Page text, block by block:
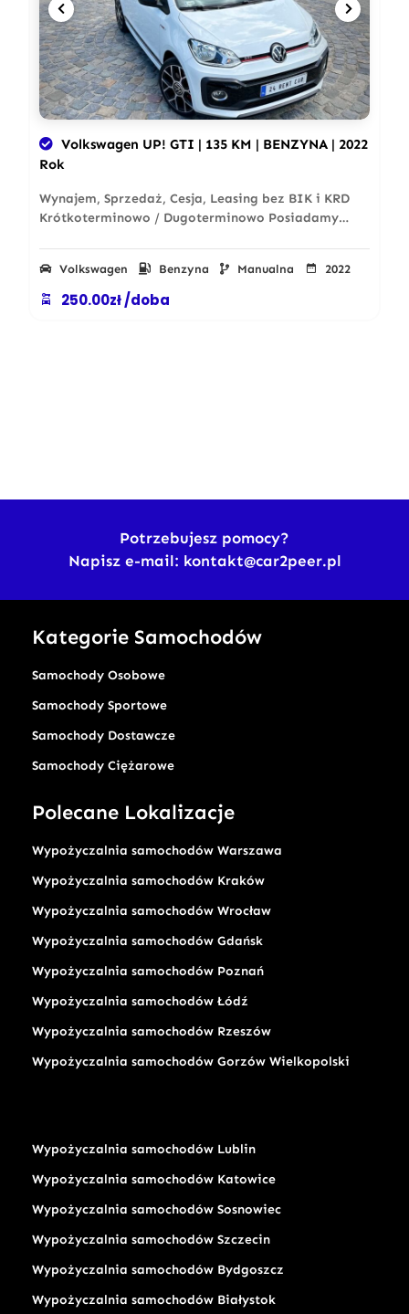
Volkswagen UP! GTI | 135 KM | BENZYNA | 2022
Rok
Wynajem, Sprzedaż, Cesja, Leasing bez BIK i KRD
Krótkoterminowo / Dugoterminowo Posiadamy…
Volkswagen Benzyna Manualna 2022
250.00zł /doba
Potrzebujesz pomocy?
Napisz e-mail: kontakt@car2peer.pl
Kategorie Samochodów
Samochody Osobowe
Samochody Sportowe
Samochody Dostawcze
Samochody Ciężarowe
Polecane Lokalizacje
Wypożyczalnia samochodów Warszawa
Wypożyczalnia samochodów Kraków
Wypożyczalnia samochodów Wrocław
Wypożyczalnia samochodów Gdańsk
Wypożyczalnia samochodów Poznań
Wypożyczalnia samochodów Łódź
Wypożyczalnia samochodów Rzeszów
Wypożyczalnia samochodów Gorzów Wielkopolski
Wypożyczalnia samochodów Lublin
Wypożyczalnia samochodów Katowice
Wypożyczalnia samochodów Sosnowiec
Wypożyczalnia samochodów Szczecin
Wypożyczalnia samochodów Bydgoszcz
Wypożyczalnia samochodów Białystok